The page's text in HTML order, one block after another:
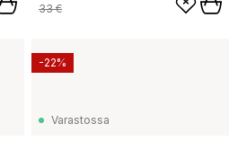
33 €
Varastossa
-22%